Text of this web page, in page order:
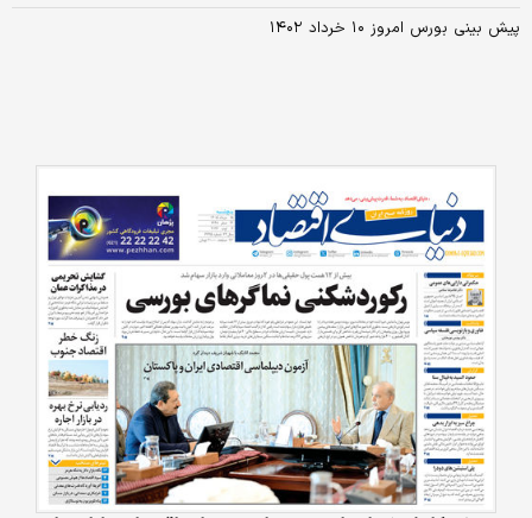
پیش بینی بورس امروز ۱۰ خرداد ۱۴۰۲